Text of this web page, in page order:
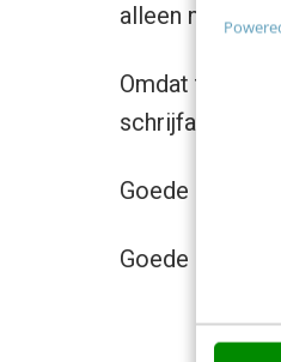
alleen nog
Omdat taal
Goede copy is
Goede copy